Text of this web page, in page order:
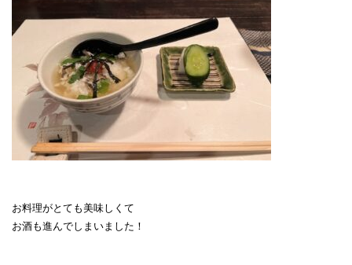
お料理がとても美味しくて
お酒も進んでしまいました！